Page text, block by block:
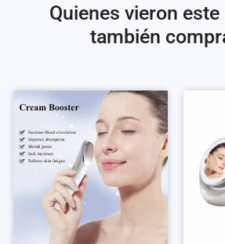
Quienes vieron
también